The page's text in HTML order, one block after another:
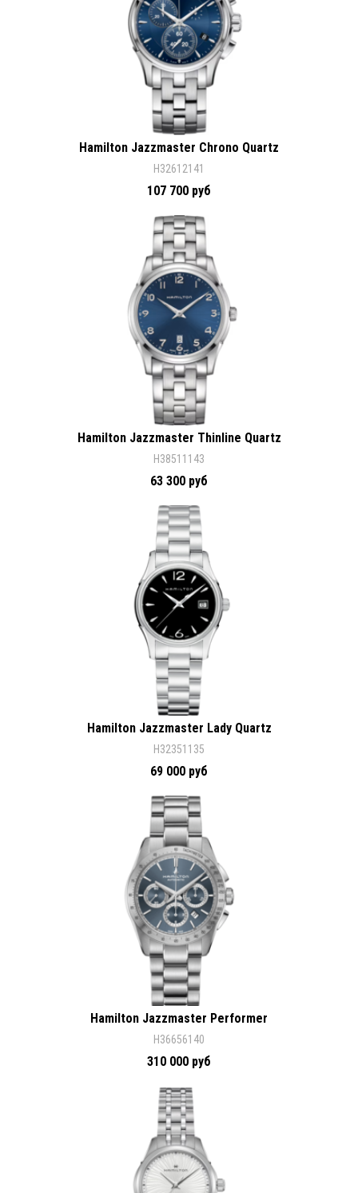
Hamilton Jazzmaster Chrono Quartz
H32612141
107 700 руб
Hamilton Jazzmaster Thinline Quartz
H38511143
63 300 руб
Hamilton Jazzmaster Lady Quartz
H32351135
69 000 руб
Hamilton Jazzmaster Performer
H36656140
310 000 руб